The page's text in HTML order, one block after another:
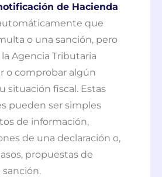
de Hacienda
que
o una sanción, pero
Agencia Tributaria
o comprobar algún
situación fiscal. Estas
pueden ser simples
de información,
de una declaración o,
propuestas de